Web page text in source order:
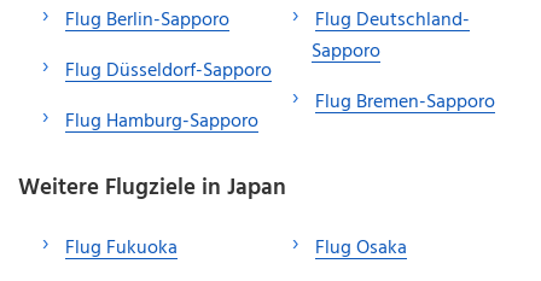
Flug Berlin-Sapporo
Flug Düsseldorf-Sapporo
Flug Hamburg-Sapporo
Flug Deutschland-
Sapporo
Flug Bremen-Sapporo
Weitere Flugziele in Japan
Flug Fukuoka
Flug Osaka